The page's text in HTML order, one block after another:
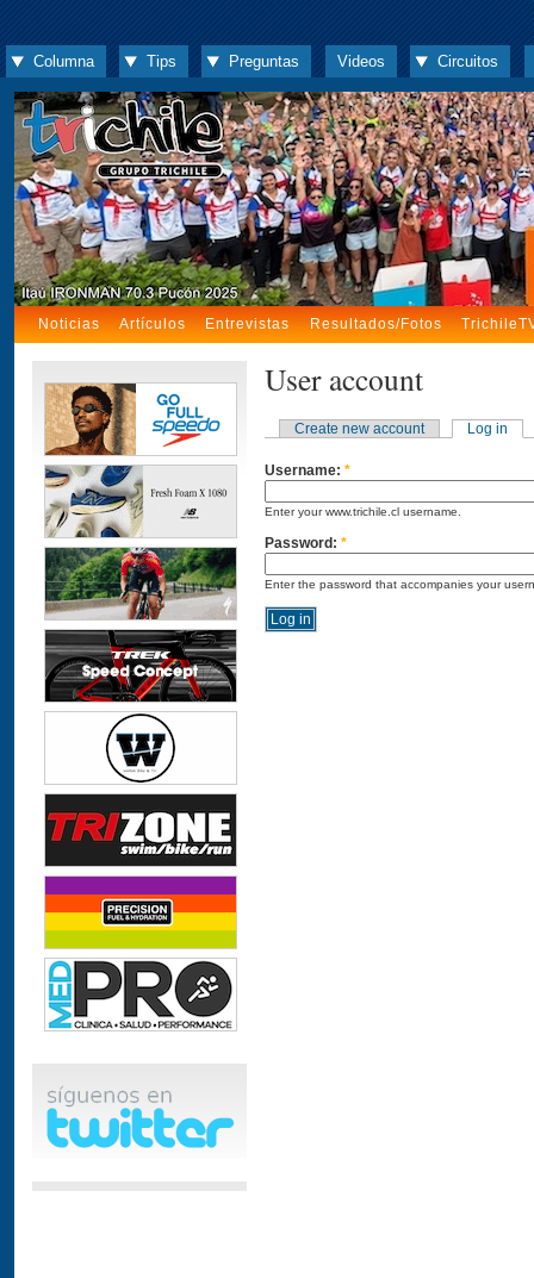
Columna Tips Preguntas Videos Circuitos
Noticias Artículos Entrevistas Resultados/Fotos
User account
Create new account Log in
Username: *
Enter your www.trichile.cl username.
Password: *
Enter the password that accompanies your